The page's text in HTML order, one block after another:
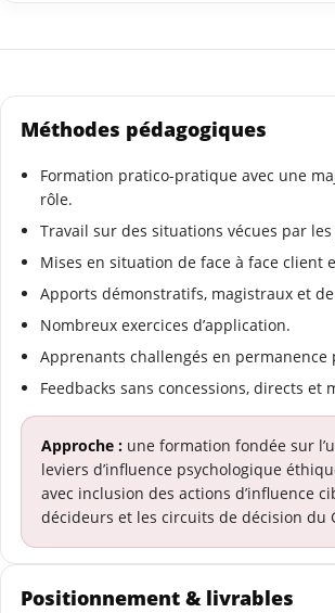
Méthodes pédagogiques
Formation pratico-pratique avec une
rôle.
Travail sur des situations vécues par
Mises en situation de face à face client
Apports démonstratifs, magistraux et
Nombreux exercices d’application.
Apprenants challengés en
Feedbacks sans concessions, directs et
Approche : une formation fondée sur
leviers d’influence psychologique
avec inclusion des actions d’influence
décideurs et les circuits de décision du
Positionnement & livrables